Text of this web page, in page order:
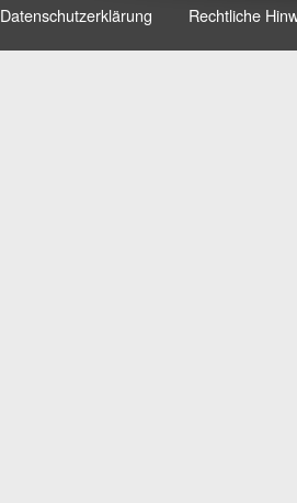
Datenschutzerklärung Rechtliche